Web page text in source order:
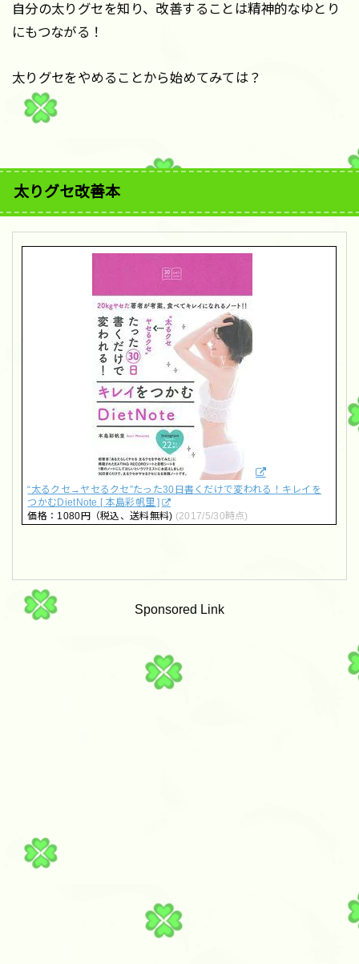
自分の太りグセを知り、改善することは精神的なゆとり
にもつながる！
太りグセをやめることから始めてみては？
太りグセ改善本
“太るクセ→ヤセるクセ”たった30日書くだけで変われる！キレイを
つかむDietNote [ 本島彩帆里 ]
価格：1080円（税込、送料無料) (2017/5/30時点)
Sponsored Link